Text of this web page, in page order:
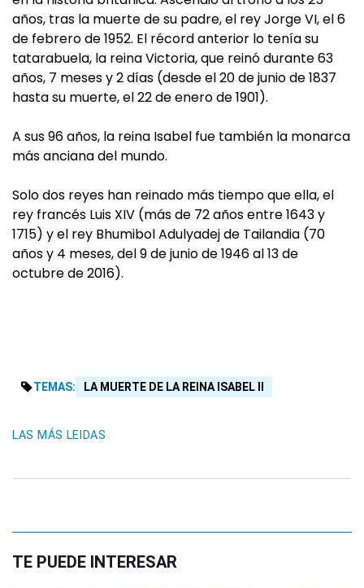
años, tras la muerte de su padre, el rey Jorge VI, el 6
de febrero de 1952. El récord anterior lo tenía su
tatarabuela, la reina Victoria, que reinó durante 63
años, 7 meses y 2 días (desde el 20 de junio de 1837
hasta su muerte, el 22 de enero de 1901).
A sus 96 años, la reina Isabel fue también la monarca
más anciana del mundo.
Solo dos reyes han reinado más tiempo que ella, el
rey francés Luis XIV (más de 72 años entre 1643 y
1715) y el rey Bhumibol Adulyadej de Tailandia (70
años y 4 meses, del 9 de junio de 1946 al 13 de
octubre de 2016).
TEMAS: LA MUERTE DE LA REINA ISABEL II
LAS MÁS LEIDAS
TE PUEDE INTERESAR